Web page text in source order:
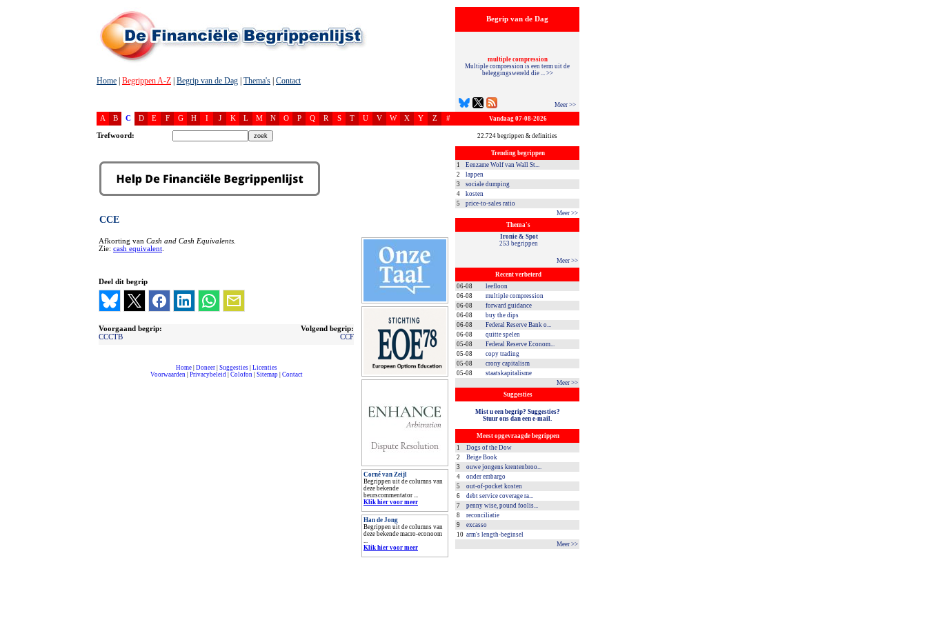
Home Begrippen A-Z Begrip van de Dag Thema's Contact
A B C D E F G H I J K L M N O P Q R S T U V W X Y Z #
Trefwoord:
Begrip van de Dag
Meer >>
multiple compression
Multiple compression is een term uit de
beleggingswereld die ... >>
Vandaag 07-08-2026
22.724 begrippen & definities
Trending begrippen
1
Eenzame Wolf van Wall St...
2
lappen
3
sociale dumping
4
kosten
5
price-to-sales ratio
Meer >>
Thema's
Ironie & Spot
253 begrippen
Meer >>
Recent verbeterd
06-08
leefloon
06-08
multiple compression
06-08
forward guidance
06-08
buy the dips
06-08
Federal Reserve Bank o...
06-08
quitte spelen
05-08
Federal Reserve Econom...
05-08
copy trading
05-08
crony capitalism
05-08
staatskapitalisme
Meer >>
Suggesties
Mist u een begrip? Suggesties?
Stuur ons dan een e-mail.
Meest opgevraagde begrippen
1
Dogs of the Dow
2
Beige Book
3
ouwe jongens krentenbroo...
4
onder embargo
5
out-of-pocket kosten
6
debt service coverage ra...
7
penny wise, pound foolis...
8
reconciliatie
9
excasso
10 arm's length-beginsel
Meer >>
CCE
Afkorting van Cash and Cash Equivalents
Zie: cash equivalent
Deel dit begrip
Voorgaand begrip:
CCCTB
Volgend begrip:
CCF
Home| Doneer| Suggesties| Licenties
Voorwaarden| Privacybeleid| Colofon| Sitemap| Contact
Corné van Zeijl
Begrippen uit de columns van
deze bekende
beurscommentator ...
Klik hier voor meer
Han de Jong
Begrippen uit de columns van
deze bekende macro-econoom
...
Klik hier voor meer